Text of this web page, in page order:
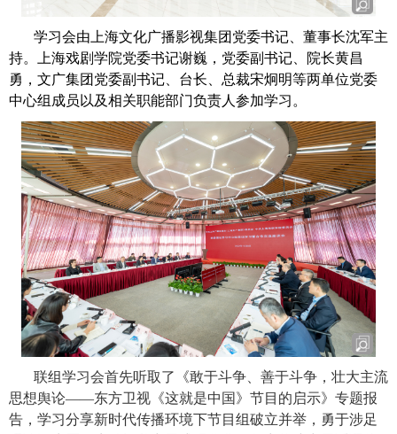
学习会由上海文化广播影视集团党委书记、董事长沈军主
持。上海戏剧学院党委书记谢巍，党委副书记、院长黄昌
勇，文广集团党委副书记、台长、总裁宋炯明等两单位党委
中心组成员以及相关职能部门负责人参加学习。
联组学习会首先听取了《敢于斗争、善于斗争，壮大主流
思想舆论——东方卫视《这就是中国》节目的启示》专题报
告，学习分享新时代传播环境下节目组破立并举，勇于涉足